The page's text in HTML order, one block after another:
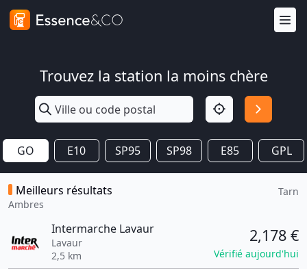
Trouvez la station la moins chère
GO E10 SP95 SP98 E85 GPL
Meilleurs résultats
Ambres
Tarn
Intermarche Lavaur
Lavaur
2,5 km
2,178 €
Vérifié aujourd'hui